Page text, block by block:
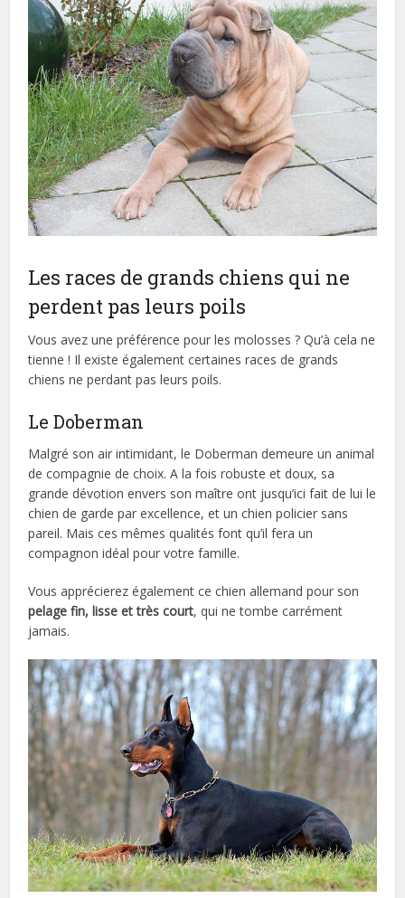
Les races de grands chiens qui ne
perdent pas leurs poils
Vous avez une préférence pour les molosses ? Qu’à cela ne
tienne ! Il existe également certaines races de grands
chiens ne perdant pas leurs poils.
Le Doberman
Malgré son air intimidant, le Doberman demeure un animal
de compagnie de choix. A la fois robuste et doux, sa
grande dévotion envers son maître ont jusqu’ici fait de lui le
chien de garde par excellence, et un chien policier sans
pareil. Mais ces mêmes qualités font qu’il fera un
compagnon idéal pour votre famille.
Vous apprécierez également ce chien allemand pour son
pelage fin, lisse et très court, qui ne tombe carrément
jamais.